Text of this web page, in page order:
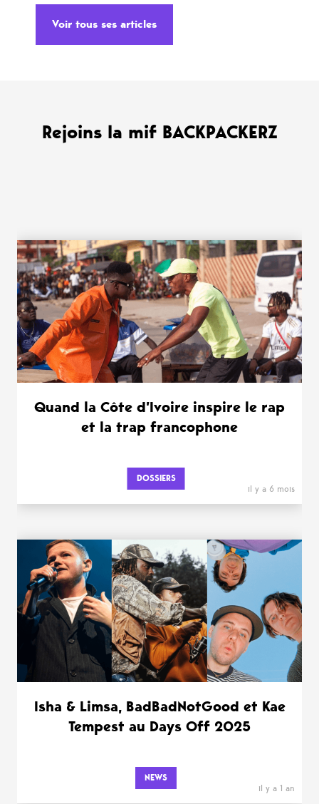
Voir tous ses articles
Rejoins la mif BACKPACKERZ
WANT MORE ?
Quand la Côte d’Ivoire inspire le rap
et la trap francophone
DOSSIERS
il y a 6 mois
Isha & Limsa, BadBadNotGood et Kae
Tempest au Days Off 2025
NEWS
il y a 1 an